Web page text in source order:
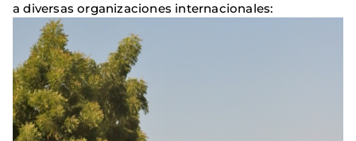
a diversas organizaciones internacionales: